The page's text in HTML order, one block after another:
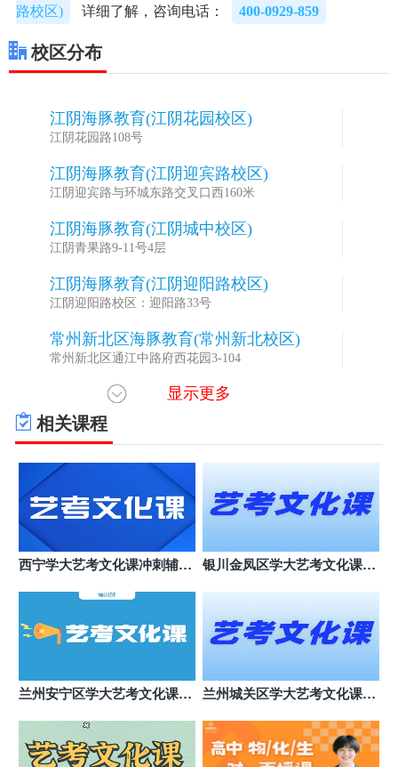
路校区)
详细了解，咨询电话： 400-0929-859
校区分布
江阴海豚教育(江阴花园校区)
江阴花园路108号
江阴海豚教育(江阴迎宾路校区)
江阴迎宾路与环城东路交叉口西160米
江阴海豚教育(江阴城中校区)
江阴青果路9-11号4层
江阴海豚教育(江阴迎阳路校区)
江阴迎阳路校区：迎阳路33号
常州新北区海豚教育(常州新北校区)
常州新北区通江中路府西花园3-104
常州天宁区海豚教育(常州天宁校区)
常州天宁区博爱路50号
常州武进区海豚教育(常州湖塘校区)
常州武进区常武北路72号
苏州吴中区海豚教育(苏州星海校区)
苏州吴中区星海街198号星海大厦西塔4幢8楼801-1单
元
9
苏州虎丘区海豚教育(苏州虎丘区玉山路
山路校区
苏州姑苏区海豚教育(苏州养育巷校区)
苏州姑苏区干将西路217号
南京鼓楼区草场门大街98号102-202室
南京建邺区海豚教育(南京兴隆校区)
南京建邺区兴隆大街155号燕山路和兴隆大街交汇口
显示更多
相关课程
西宁学大艺考文化课冲刺辅导
银川金凤区学大艺考文化课机
兰州安宁区学大艺考文化课培
兰州城关区学大艺考文化课班